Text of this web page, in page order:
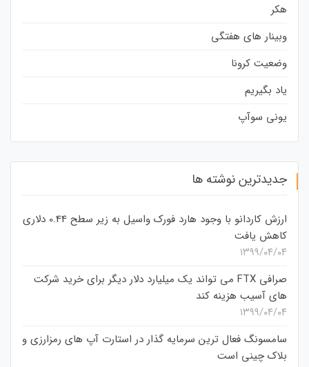
هکر
وبینار های هفتگی
وضعیت کرونا
یاد بگیریم
یونی سوآپ
جدیدترین نوشته ها
ارزش کاردانو با وجود هارد فورک واسیل به زیر سطح 0.44 دلاری
کاهش یافت
۱۳۹۹/۰۴/۰۴
صرافی FTX می تواند یک میلیارد دلار دیگر برای خرید شرکت
های آسیب هزینه کند
۱۳۹۹/۰۴/۰۴
سامسونگ فعال‌ ترین سرمایه‌ گذار در استارت‌ آپ‌ های رمزارزی و
بلاک چینی است